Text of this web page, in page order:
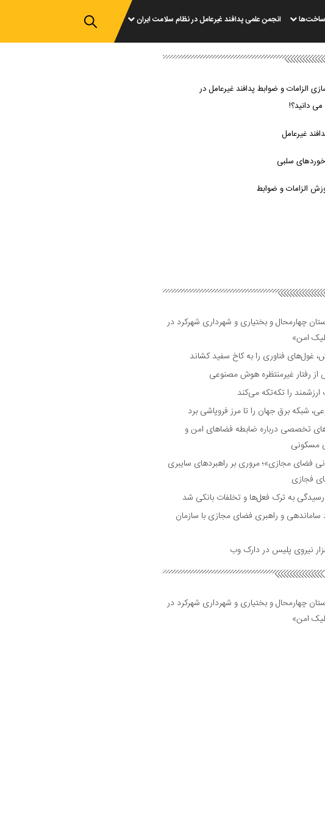
انجمن علمی پدافند غیرعامل در نظام سلامت ایران
الزامات و ضوابط پدافند غیرعامل در
دانید؟!
غیرعامل
سلبی
الزامات و ضوابط
چهارمحال و بختیاری و شهرداری شهرکرد در
امن»
فناوری را به کاخ سفید کشاند
از رفتار غیرمنتظره هوش مصنوعی
ارزشمند را تکه‌تکه می‌کند
شبکه برق جهان را تا مرز فروپاشی برد
تخصصی درباره ضابطه فضا‌های امن و
مسکونی
فضای مجازی»؛ مروری بر راهبرد‌های سایبری
فجازی
به ترک فعل‌ها و تخلفات بانکی شد
و راهبری فضای مجازی با سازمان
چهارمحال و بختیاری و شهرداری شهرکرد در
امن»